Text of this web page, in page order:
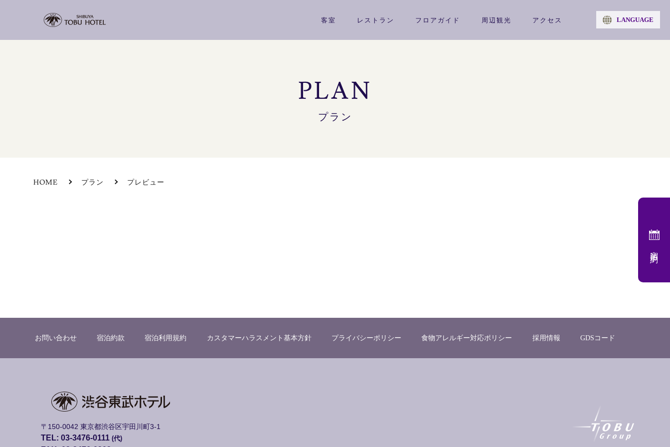
客室 レストラン フロアガイド 周辺観光 アクセス LANGUAGE
PLAN
プラン
HOME プラン プレビュー
お問い合わせ 宿泊約款 宿泊利用規約 カスタマーハラスメント基本方針 プライバシーポリシー 食物アレルギー対応ポリシー 採用情報 GDSコード
〒150-0042 東京都渋谷区宇田川町3-1
TEL: 03-3476-0111 (代)